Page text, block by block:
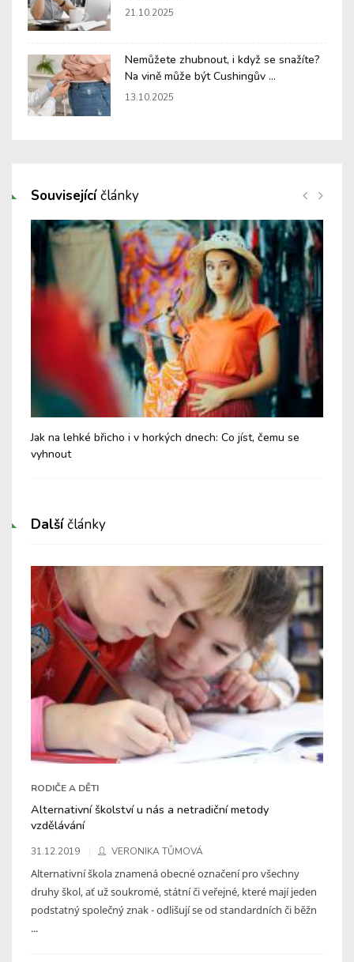
21.10.2025
Nemůžete zhubnout, i když se snažíte?
Na vině může být Cushingův ...
13.10.2025
Souvisejícíčlánky
Jak na lehké břicho i v horkých dnech: Co jíst, čemu se
vyhnout
Dalšíčlánky
RODIČE A DĚTI
Alternativní školství u nás a netradiční metody
vzdělávání
31.12.2019 VERONIKA TŮMOVÁ
Alternativní škola znamená obecné označení pro všechny
druhy škol, ať už soukromé, státní či veřejné, které mají jeden
podstatný společný znak - odlišují se od standardních či běžn
...